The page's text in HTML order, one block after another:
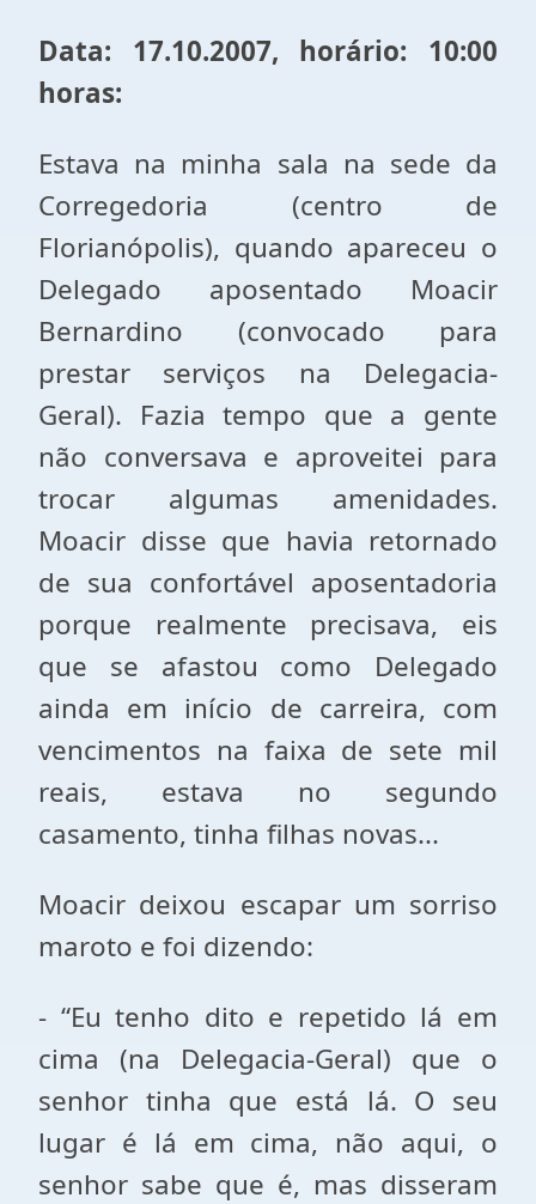
Data: 17.10.2007, horário:
10:00
horas:
Estava na minha sala na sede da
Corregedoria (centro de
Florianópolis), quando apareceu o
Delegado aposentado Moacir
Bernardino (convocado para
prestar serviços na Delegacia-
Geral). Fazia tempo que a gente
não conversava e aproveitei para
trocar algumas amenidades.
Moacir disse que havia retornado
de sua confortável aposentadoria
porque realmente precisava, eis
que se afastou como Delegado
ainda em início de carreira, com
vencimentos na faixa de sete mil
reais, estava no segundo
casamento, tinha filhas novas...
Moacir deixou escapar um sorriso
maroto e foi dizendo:
- “Eu tenho dito e repetido lá em
cima (na Delegacia-Geral) que o
senhor tinha que está lá. O seu
lugar é lá em cima, não aqui, o
senhor sabe que é, mas disseram